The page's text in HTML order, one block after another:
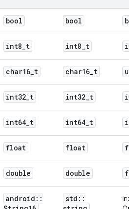
bool bool
int8_t int8_t i8
char16_t char16_t u16
int32_t int32_t i32
int64_t int64_t i64
float float f32
double double f64
android ::
std ::
In: